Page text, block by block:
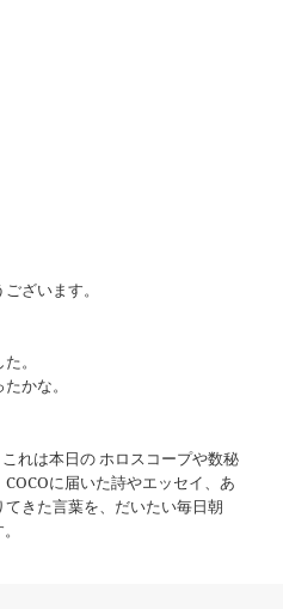
ざいます。
。
かな。
れは本日の ホロスコープや数秘
に届いた詩やエッセイ、あ
きた言葉を、だいたい毎日朝